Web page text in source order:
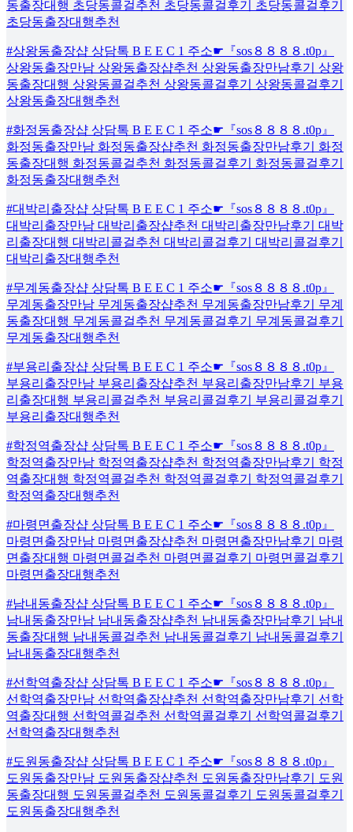
동출장대행 초당동콜걸추천 초당동콜걸후기 초당동콜걸후기
초당동출장대행추천
#상왕동출장샵 상담톡 B E E C 1 주소☛『sos８８８８.t0p』
상왕동출장만남 상왕동출장샵추천 상왕동출장만남후기 상왕
동출장대행 상왕동콜걸추천 상왕동콜걸후기 상왕동콜걸후기
상왕동출장대행추천
#화정동출장샵 상담톡 B E E C 1 주소☛『sos８８８８.t0p』
화정동출장만남 화정동출장샵추천 화정동출장만남후기 화정
동출장대행 화정동콜걸추천 화정동콜걸후기 화정동콜걸후기
화정동출장대행추천
#대박리출장샵 상담톡 B E E C 1 주소☛『sos８８８８.t0p』
대박리출장만남 대박리출장샵추천 대박리출장만남후기 대박
리출장대행 대박리콜걸추천 대박리콜걸후기 대박리콜걸후기
대박리출장대행추천
#무계동출장샵 상담톡 B E E C 1 주소☛『sos８８８８.t0p』
무계동출장만남 무계동출장샵추천 무계동출장만남후기 무계
동출장대행 무계동콜걸추천 무계동콜걸후기 무계동콜걸후기
무계동출장대행추천
#부용리출장샵 상담톡 B E E C 1 주소☛『sos８８８８.t0p』
부용리출장만남 부용리출장샵추천 부용리출장만남후기 부용
리출장대행 부용리콜걸추천 부용리콜걸후기 부용리콜걸후기
부용리출장대행추천
#학정역출장샵 상담톡 B E E C 1 주소☛『sos８８８８.t0p』
학정역출장만남 학정역출장샵추천 학정역출장만남후기 학정
역출장대행 학정역콜걸추천 학정역콜걸후기 학정역콜걸후기
학정역출장대행추천
#마령면출장샵 상담톡 B E E C 1 주소☛『sos８８８８.t0p』
마령면출장만남 마령면출장샵추천 마령면출장만남후기 마령
면출장대행 마령면콜걸추천 마령면콜걸후기 마령면콜걸후기
마령면출장대행추천
#남내동출장샵 상담톡 B E E C 1 주소☛『sos８８８８.t0p』
남내동출장만남 남내동출장샵추천 남내동출장만남후기 남내
동출장대행 남내동콜걸추천 남내동콜걸후기 남내동콜걸후기
남내동출장대행추천
#선학역출장샵 상담톡 B E E C 1 주소☛『sos８８８８.t0p』
선학역출장만남 선학역출장샵추천 선학역출장만남후기 선학
역출장대행 선학역콜걸추천 선학역콜걸후기 선학역콜걸후기
선학역출장대행추천
#도원동출장샵 상담톡 B E E C 1 주소☛『sos８８８８.t0p』
도원동출장만남 도원동출장샵추천 도원동출장만남후기 도원
동출장대행 도원동콜걸추천 도원동콜걸후기 도원동콜걸후기
도원동출장대행추천